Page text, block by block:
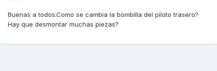
Buenas a todos.Como se cambia la bombilla del piloto trasero?
Hay que desmontar muchas piezas?